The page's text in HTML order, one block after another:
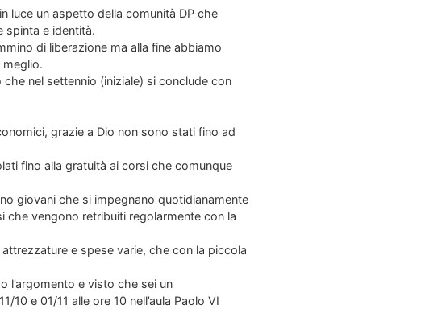
luce un aspetto della comunità DP che
spinta e identità.
di liberazione ma alla fine abbiamo
nel settennio (iniziale) si conclude con
grazie a Dio non sono stati fino ad
fino alla gratuità ai corsi che comunque
giovani che si impegnano quotidianamente
vengono retribuiti regolarmente con la
e spese varie, che con la piccola
l’argomento e visto che sei un
e 01/11 alle ore 10 nell’aula Paolo VI